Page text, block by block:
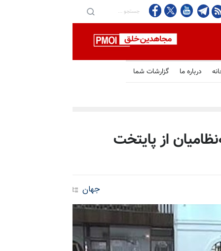
درباره ما گزارشات شما
از پایتخت
جهان